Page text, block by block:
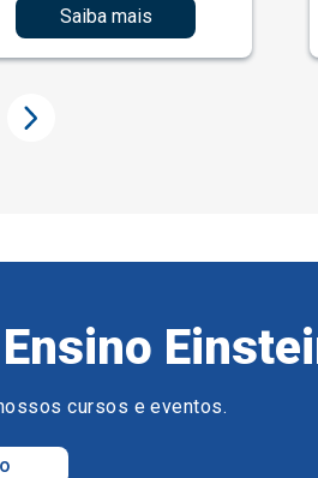
Saiba mais
cursos e eventos.